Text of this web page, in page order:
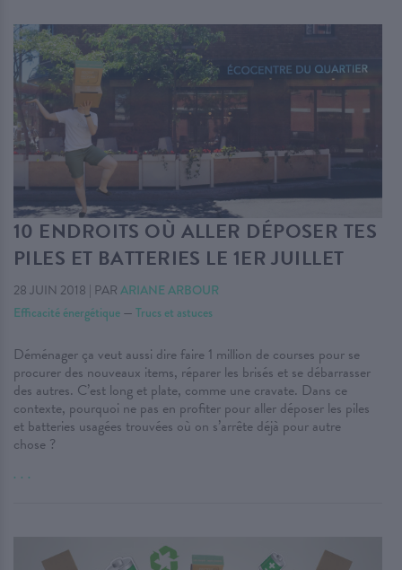
10 ENDROITS OÙ ALLER DÉPOSER TES
PILES ET BATTERIES LE 1ER JUILLET
28 JUIN 2018 | PAR ARIANE ARBOUR
Efficacité énergétique — Trucs et astuces
Déménager ça veut aussi dire faire 1 million de courses pour se
procurer des nouveaux items, réparer les brisés et se débarrasser
des autres. C’est long et plate, comme une cravate. Dans ce
contexte, pourquoi ne pas en profiter pour aller déposer les piles
et batteries usagées trouvées où on s’arrête déjà pour autre
chose ?
. . .